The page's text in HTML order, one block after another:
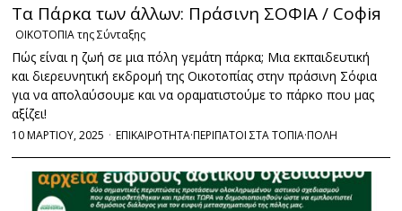
Τα Πάρκα των άλλων: Πράσινη ΣΟΦΙΑ / Софія
ΟΙΚΟΤΟΠΙΑ της Σύνταξης
Πώς είναι η ζωή σε μια πόλη γεμάτη πάρκα; Μια εκπαιδευτική
και διερευνητική εκδρομή της Οικοτοπίας στην πράσινη Σόφια
για να απολαύσουμε και να οραματιστούμε το πάρκο που μας
αξίζει!
10 ΜΑΡΤΙΟΥ, 2025 ΕΠΙΚΑΙΡΟΤΗΤΑ·ΠΕΡΙΠΑΤΟΙ ΣΤΑ ΤΟΠΙΑ·ΠΟΛΗ